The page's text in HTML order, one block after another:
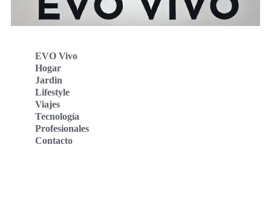
EVO Vivo
Hogar
Jardin
Lifestyle
Viajes
Tecnología
Profesionales
Contacto